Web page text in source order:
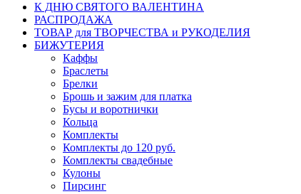
К ДНЮ СВЯТОГО ВАЛЕНТИНА
РАСПРОДАЖА
ТОВАР для ТВОРЧЕСТВА и РУКОДЕЛИЯ
БИЖУТЕРИЯ
Каффы
Браслеты
Брелки
Брошь и зажим для платка
Бусы и воротнички
Кольца
Комплекты
Комплекты до 120 руб.
Комплекты свадебные
Кулоны
Пирсинг